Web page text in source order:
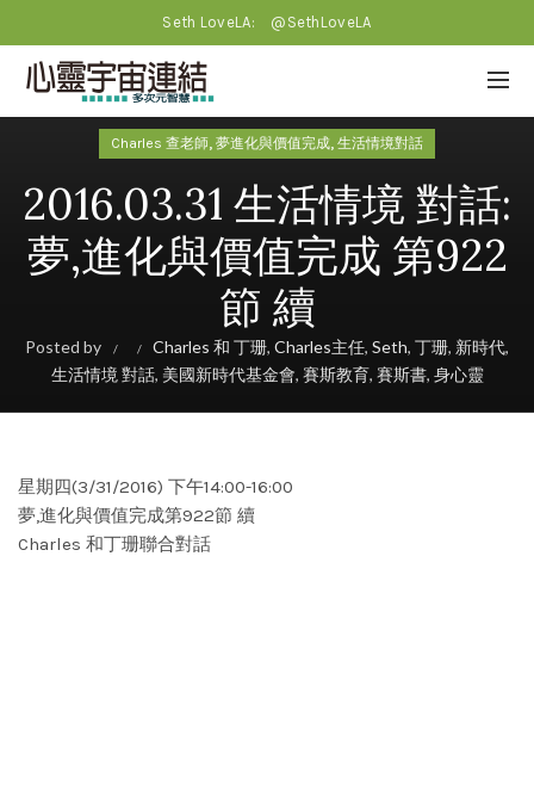
Seth LoveLA: @SethLoveLA
Charles 查老師, 夢進化與價值完成, 生活情境對話
2016.03.31 生活情境 對話:
夢,進化與價值完成 第922
節 續
Posted by Charles 和 丁珊, Charles主任, Seth, 丁珊, 新時代,
生活情境 對話, 美國新時代基金會, 賽斯教育, 賽斯書, 身心靈
星期四(3/31/2016) 下午14:00-16:00
夢,進化與價值完成第922節 續
Charles 和丁珊聯合對話